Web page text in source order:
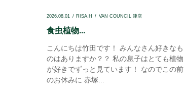
2026.08.01 RISA.H VAN COUNCIL 津店
食虫植物...
こんにちは竹田です！ みんなさん好きなも
のはありますか？？ 私の息子はとても植物
が好きでずっと見ています！ なのでこの前
のお休みに 赤塚...